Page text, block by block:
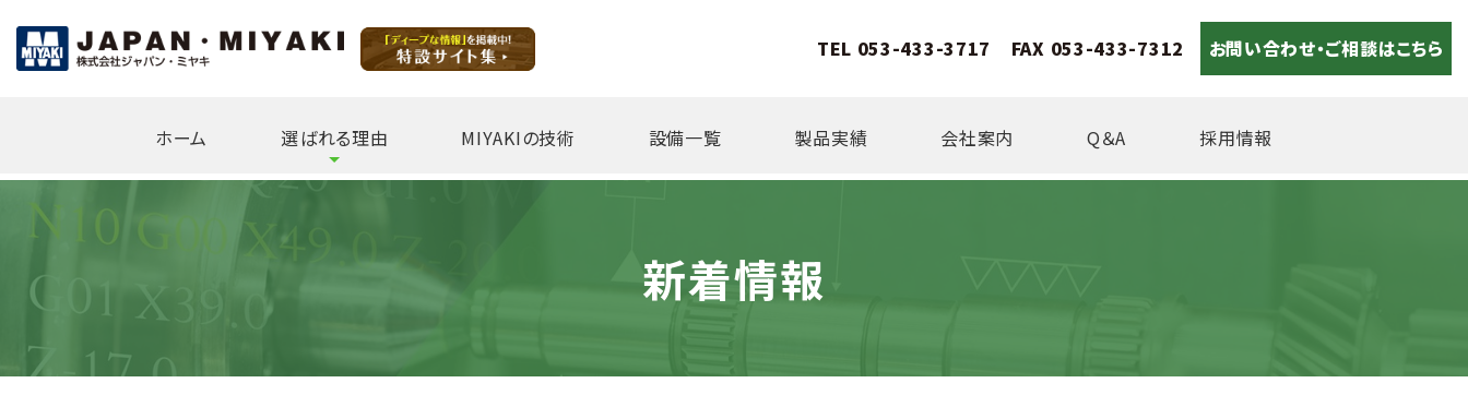
TEL 053-433-3717 FAX 053-433-7312 お問い合わせ・ご相談はこちら
ホーム 選ばれる理由 MIYAKIの技術 設備一覧 製品実績 会社案内 Q＆A 採用情報
閉
新着情報